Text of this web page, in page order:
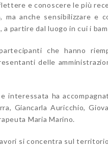
e conoscere le più
anche sensibilizzare e
partire dal luogo in cui i
che hanno
delle
interessata ha
Giancarla Auricchio,
Maria Marino.
si concentra sul